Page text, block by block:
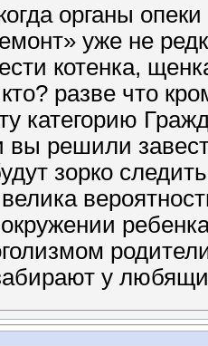
органы
уже не
котенка,
разве что
категорию
вы решили
зорко
у